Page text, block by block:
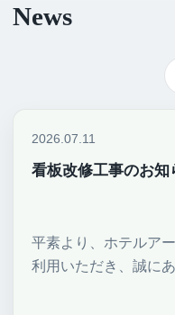
News
2026.07.11
看板改修工事のお知
平素より、ホテルア
利用いただき、誠に